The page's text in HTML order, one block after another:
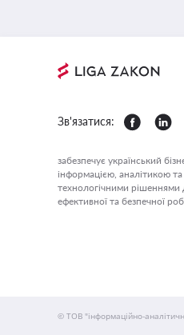
Зв'язатися:
забезпечує український
інформацією, аналітикою та
технологічними рішеннями
ефективної та безпечної
© ТОВ "інформаційно-